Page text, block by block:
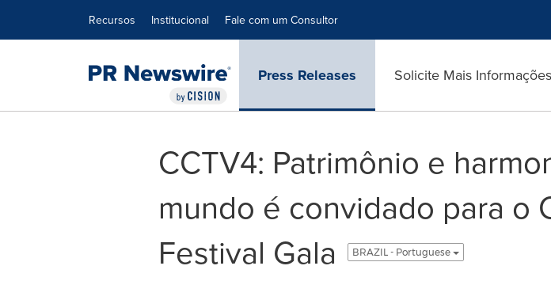
Recursos Institucional Fale com um Consultor
Press Releases Solicite Mais Informações
CCTV4: Patrimônio e
mundo é convidado para o
Festival Gala
BRAZIL - Portuguese